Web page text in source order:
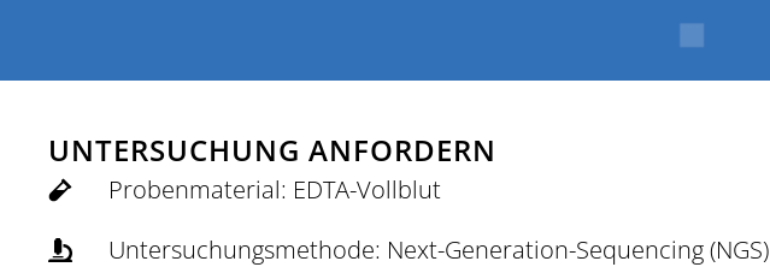
UNTERSUCHUNG ANFORDERN
Probenmaterial: EDTA-Vollblut
Untersuchungsmethode: Next-Generation-Sequencing (NGS)